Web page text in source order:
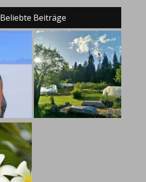
Beliebte Beiträge